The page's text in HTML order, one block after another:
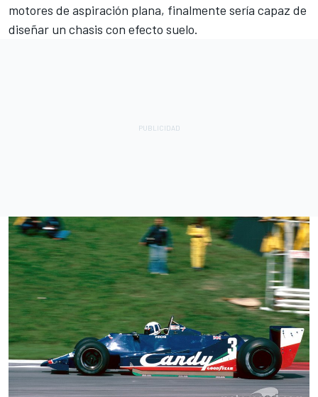
motores de aspiración plana, finalmente sería capaz de
diseñar un chasis con efecto suelo.